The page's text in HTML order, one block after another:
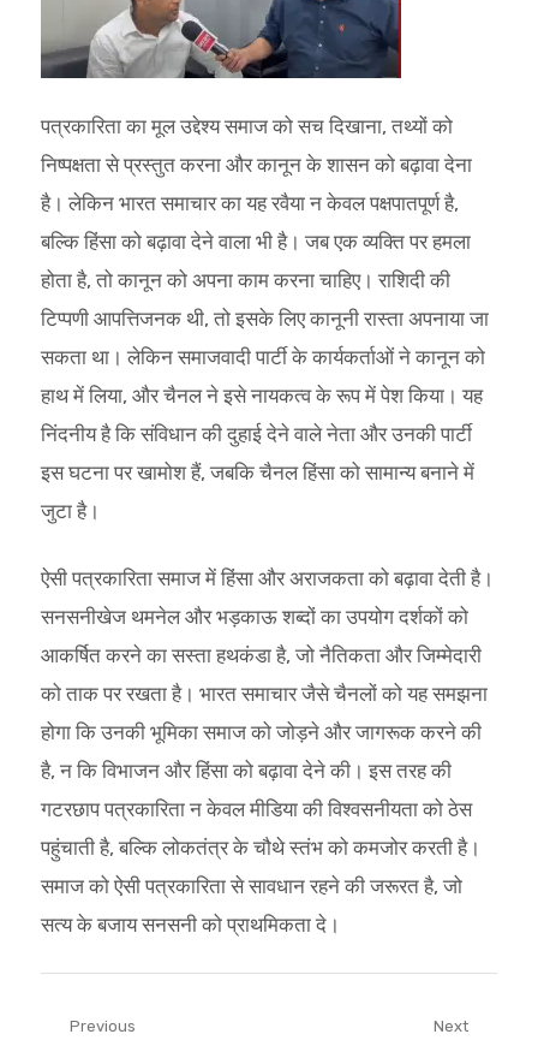
पत्रकारिता का मूल उद्देश्य समाज को सच दिखाना, तथ्यों को
निष्पक्षता से प्रस्तुत करना और कानून के शासन को बढ़ावा देना
है। लेकिन भारत समाचार का यह रवैया न केवल पक्षपातपूर्ण है,
बल्कि हिंसा को बढ़ावा देने वाला भी है। जब एक व्यक्ति पर हमला
होता है, तो कानून को अपना काम करना चाहिए। राशिदी की
टिप्पणी आपत्तिजनक थी, तो इसके लिए कानूनी रास्ता अपनाया जा
सकता था। लेकिन समाजवादी पार्टी के कार्यकर्ताओं ने कानून को
हाथ में लिया, और चैनल ने इसे नायकत्व के रूप में पेश किया। यह
निंदनीय है कि संविधान की दुहाई देने वाले नेता और उनकी पार्टी
इस घटना पर खामोश हैं, जबकि चैनल हिंसा को सामान्य बनाने में
जुटा है।
ऐसी पत्रकारिता समाज में हिंसा और अराजकता को बढ़ावा देती है।
सनसनीखेज थमनेल और भड़काऊ शब्दों का उपयोग दर्शकों को
आकर्षित करने का सस्ता हथकंडा है, जो नैतिकता और जिम्मेदारी
को ताक पर रखता है। भारत समाचार जैसे चैनलों को यह समझना
होगा कि उनकी भूमिका समाज को जोड़ने और जागरूक करने की
है, न कि विभाजन और हिंसा को बढ़ावा देने की। इस तरह की
गटरछाप पत्रकारिता न केवल मीडिया की विश्वसनीयता को ठेस
पहुंचाती है, बल्कि लोकतंत्र के चौथे स्तंभ को कमजोर करती है।
समाज को ऐसी पत्रकारिता से सावधान रहने की जरूरत है, जो
सत्य के बजाय सनसनी को प्राथमिकता दे।
Post
Previous
Next